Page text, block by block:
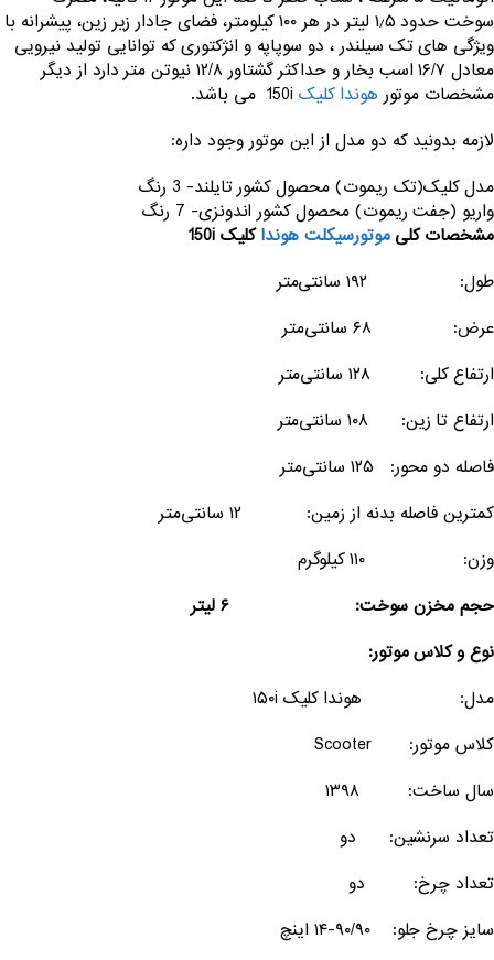
سوخت حدود ۱٫۵ لیتر در هر ۱۰۰ کیلومتر، فضای جادار زیر زین، پیشرانه با
ویژگی های تک سیلندر ، دو سوپاپه و انژکتوری که توانایی تولید نیرویی
معادل ۱۶/۷ اسب بخار و حداکثر گشتاور ۱۲/۸ نیوتن متر دارد از دیگر
مشخصات موتور هوندا کلیک150i می باشد.
لازمه بدونید که دو مدل از این موتور وجود داره:
مدل کلیک(تک ریموت) محصول کشور تایلند- 3 رنگ
واریو (جفت ریموت) محصول کشور اندونزی- 7 رنگ
مشخصات کلیموتورسیکلت هونداکلیک 150i
طول: ۱۹۲ سانتی‌متر
عرض: ۶۸ سانتی‌متر
ارتفاع کلی: ۱۲۸ سانتی‌متر
ارتفاع تا زین: ۱۰۸ سانتی‌متر
فاصله دو محور: ۱۲۵ سانتی‌متر
کمترین فاصله بدنه از زمین: ۱۲ سانتی‌متر
وزن: ۱۱۰ کیلوگرم
حجم مخزن سوخت: ۶ لیتر
نوع و کلاس موتور:
مدل: هوندا کلیک ۱۵۰i
کلاس موتور: Scooter
سال ساخت: ۱۳۹۸
تعداد سرنشین: دو
تعداد چرخ: دو
سایز چرخ جلو: ۹۰/۹۰-۱۴ اینچ